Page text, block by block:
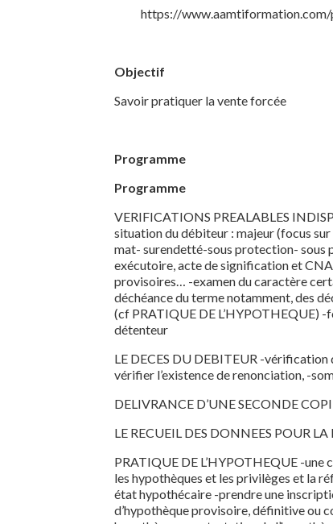
https://www.aamtiformation.com/
Objectif
Savoir pratiquer la vente forcée
Programme
Programme
VERIFICATIONS PREALABLES
situation du débiteur : majeur (focus
mat- surendetté-sous protection-
exécutoire, acte de signification et
provisoires… -examen du caractère
déchéance du terme notamment, des
(cf PRATIQUE DE L’HYPOTHEQUE)
détenteur
LE DECES DU DEBITEUR -
vérifier l’existence de renonciation, -
DELIVRANCE D’UNE SECONDE
LE RECUEIL DES DONNEES POUR
PRATIQUE DE L’HYPOTHEQUE -
les hypothèques et les privilèges et la
état hypothécaire -prendre une
d’hypothèque provisoire, définitive ou